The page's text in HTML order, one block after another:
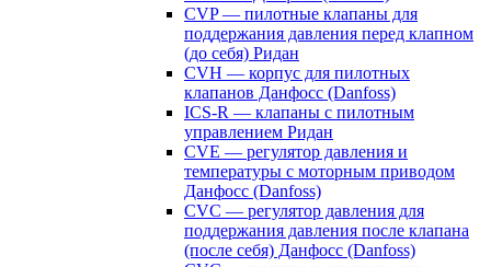
CVP — пилотные клапаны для
поддержания давления перед клапном
(до себя) Ридан
CVH — корпус для пилотных
клапанов Данфосс (Danfoss)
ICS-R — клапаны с пилотным
управлением Ридан
CVE — регулятор давления и
температуры с моторным приводом
Данфосс (Danfoss)
CVС — регулятор давления для
поддержания давления после клапана
(после себя) Данфосс (Danfoss)